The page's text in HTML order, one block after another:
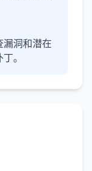
漏洞和潜在
。